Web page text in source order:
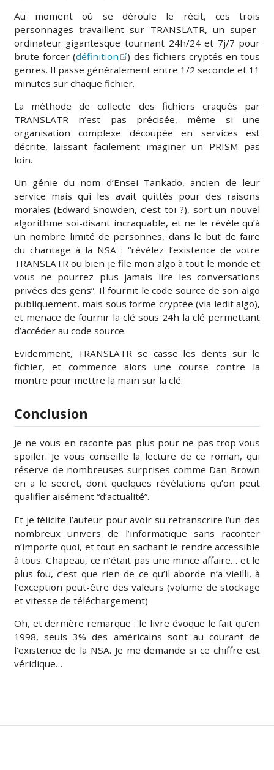
Au moment où se déroule le récit, ces trois
personnages travaillent sur TRANSLATR, un super-
ordinateur gigantesque tournant 24h/24 et 7j/7 pour
brute-forcer (définition
) des fichiers cryptés en tous
genres. Il passe généralement entre 1/2 seconde et 11
minutes sur chaque fichier.
La méthode de collecte des fichiers craqués par
TRANSLATR n’est pas précisée, même si une
organisation complexe découpée en services est
décrite, laissant facilement imaginer un PRISM pas
loin.
Un génie du nom d’Ensei Tankado, ancien de leur
service mais qui les avait quittés pour des raisons
morales (Edward Snowden, c’est toi ?), sort un nouvel
algorithme soi-disant incraquable, et ne le révèle qu’à
un nombre limité de personnes, dans le but de faire
du chantage à la NSA : “révélez l’existence de votre
TRANSLATR ou bien je file mon algo à tout le monde et
vous ne pourrez plus jamais lire les conversations
privées des gens”. Il fournit le code source de son algo
publiquement, mais sous forme cryptée (via ledit algo),
et menace de fournir la clé sous 24h la clé permettant
d’accéder au code source.
Evidemment, TRANSLATR se casse les dents sur le
fichier, et commence alors une course contre la
montre pour mettre la main sur la clé.
Conclusion
Je ne vous en raconte pas plus pour ne pas trop vous
spoiler. Je vous conseille la lecture de ce roman, qui
réserve de nombreuses surprises comme Dan Brown
en a le secret, dont quelques révélations qu’on peut
qualifier aisément “d’actualité”.
Et je félicite l’auteur pour avoir su retranscrire l’un des
nombreux univers de l’informatique sans raconter
n’importe quoi, et tout en sachant le rendre accessible
à tous. Chapeau, ce n’était pas une mince affaire… et le
plus fou, c’est que rien de ce qu’il aborde n’a vieilli, à
l’exception peut-être des valeurs (volume de stockage
et vitesse de téléchargement)
Oh, et dernière remarque : le livre évoque le fait qu’en
1998, seuls 3% des américains sont au courant de
l’existence de la NSA. Je me demande si ce chiffre est
véridique…